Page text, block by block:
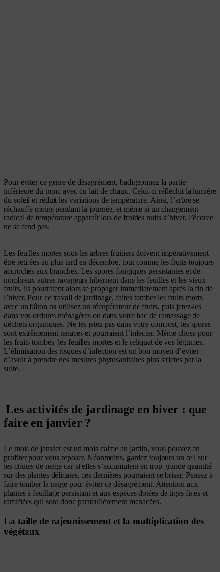
Pour éviter ce genre de désagrément, badigeonnez la partie
inférieure du tronc avec du lait de chaux. Celui-ci réfléchit la lumière
du soleil et réduit les variations de température. Ainsi, l’arbre se
réchauffe moins pendant la journée, et même si un changement
radical de température apparaît lors de froides nuits d’hiver, l’écorce
ne se fend pas.
Les feuilles mortes sous les arbres fruitiers doivent impérativement
être retirées au plus tard en décembre, tout comme les fruits toujours
accrochés aux branches. Les spores fongiques persistantes et de
nombreux autres ravageurs hibernent dans les feuilles et les vieux
fruits, ils pourraient alors se propager immédiatement après la fin de
l’hiver. Pour ce travail de jardinage, faites tomber les fruits morts
avec un bâton ou utilisez un récupérateur de fruits, puis jetez-les
dans vos ordures ménagères ou dans votre bac de ramassage de
déchets organiques. Ne les jetez pas dans votre compost, les spores
sont extrêmement tenaces et pourraient l’infecter. Même chose pour
les fruits tombés, les feuilles mortes et le reliquat de vos légumes.
L’élimination des risques d’infection est un bon moyen d’éviter
d’avoir à prendre des mesures phytosanitaires plus strictes par la
suite.
Les activités de jardinage en hiver : que
faire en janvier ?
Le mois de janvier est un mois calme au jardin, vous pouvez en
profiter pour vous reposer. Néanmoins, gardez toujours un œil sur
les chutes de neige car si elles s’accumulent en trop grande quantité
sur des plantes délicates, ces dernières pourraient se briser. Pensez à
faire tomber la neige pour éviter ce désagrément. Attention aux
plantes à feuillage persistant et aux espèces dotées de tiges fines et
ramifiées qui sont donc particulièrement menacées.
La taille de rajeunissement et la multiplication des
végétaux